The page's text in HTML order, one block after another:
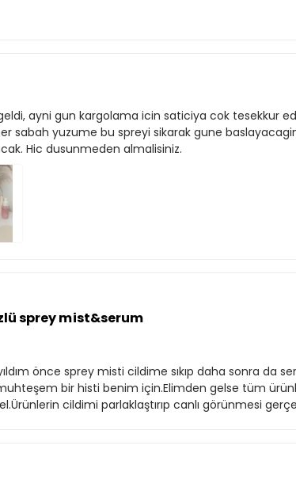
ayni gun kargolama icin saticiya cok tesekkur
sabah yuzume bu spreyi sikarak gune
Hic dusunmeden almalisiniz.
sprey mist&serum
önce sprey misti cildime sıkıp daha sonra da
bir histi benim için.Elimden gelse tüm
cildimi parlaklaştırıp canlı görünmesi